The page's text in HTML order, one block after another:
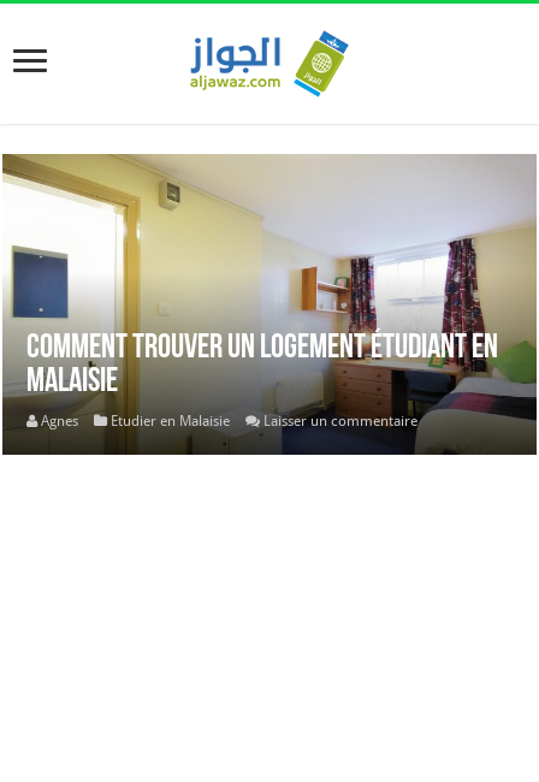
Comment trouver un logement étudiant en
Malaisie
Agnes Etudier en Malaisie Laisser un commentaire